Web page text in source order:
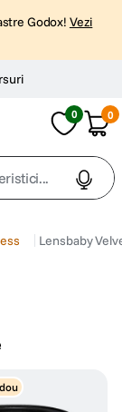
Godox! Vezi
0 0
Lensbaby